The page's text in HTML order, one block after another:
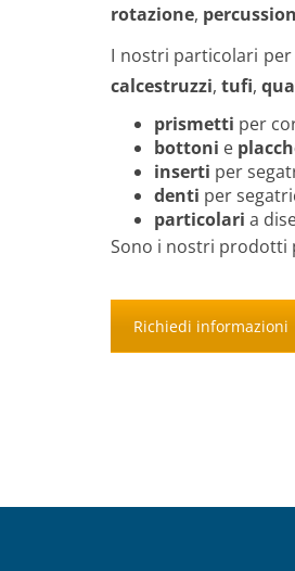
rotazione,
I nostri particolari
calcestruzzi, tufi,
prismetti per
bottoni e
inserti per
denti per
particolari a
Sono i nostri prodotti
Richiedi informazioni